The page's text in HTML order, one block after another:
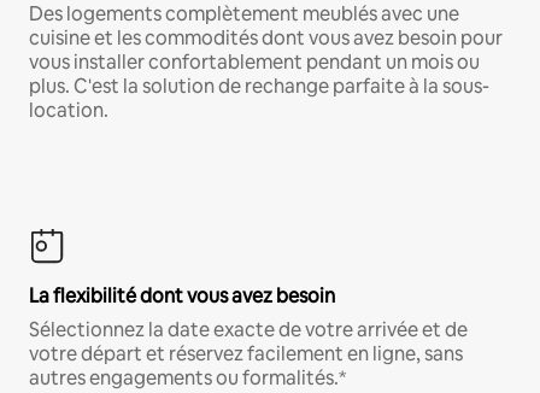
Des logements complètement meublés avec une
cuisine et les commodités dont vous avez besoin pour
vous installer confortablement pendant un mois ou
plus. C'est la solution de rechange parfaite à la sous-
location.
La flexibilité dont vous avez besoin
Sélectionnez la date exacte de votre arrivée et de
votre départ et réservez facilement en ligne, sans
autres engagements ou formalités.*